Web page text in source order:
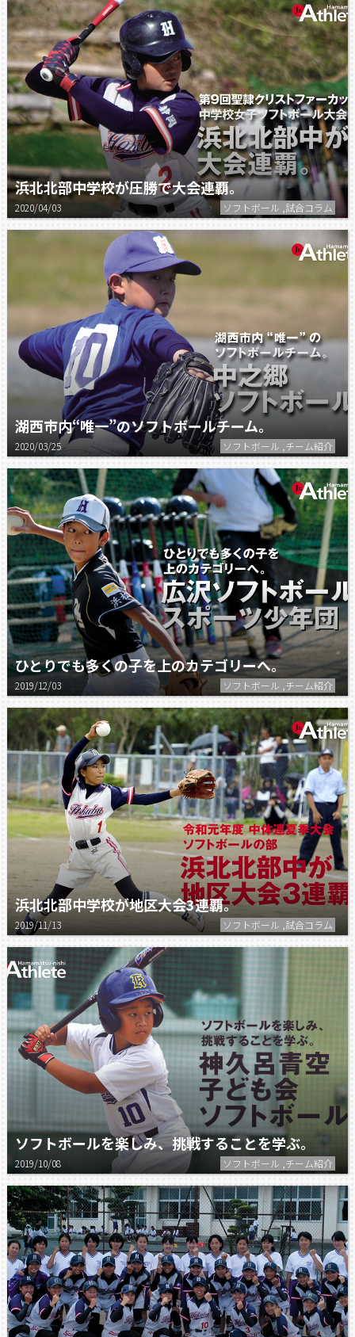
浜北北部中学校が圧勝で大会連覇。
2020/04/03 ソフトボール ,試合コラム
湖西市内“唯一”のソフトボールチーム。
2020/03/25 ソフトボール ,チーム紹介
ひとりでも多くの子を上のカテゴリーへ。
2019/12/03 ソフトボール ,チーム紹介
浜北北部中学校が地区大会3連覇。
2019/11/13 ソフトボール ,試合コラム
ソフトボールを楽しみ、挑戦することを学ぶ。
2019/10/08 ソフトボール ,チーム紹介